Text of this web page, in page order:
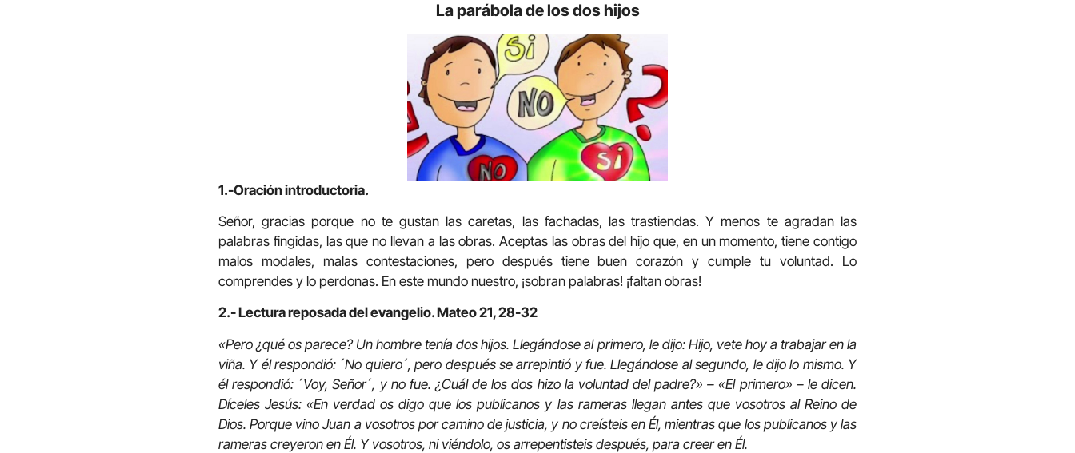
La parábola de los dos hijos
1.-Oración introductoria.
Señor, gracias porque no te gustan las caretas, las fachadas, las trastiendas. Y menos te agradan las
palabras fingidas, las que no llevan a las obras. Aceptas las obras del hijo que, en un momento, tiene contigo
malos modales, malas contestaciones, pero después tiene buen corazón y cumple tu voluntad. Lo
comprendes y lo perdonas. En este mundo nuestro, ¡sobran palabras! ¡faltan obras!
2.- Lectura reposada del evangelio. Mateo 21, 28-32
«Pero ¿qué os parece? Un hombre tenía dos hijos. Llegándose al primero, le dijo: Hijo, vete hoy a trabajar en la
viña. Y él respondió: ´No quiero´, pero después se arrepintió y fue. Llegándose al segundo, le dijo lo mismo. Y
él respondió: ´Voy, Señor´, y no fue. ¿Cuál de los dos hizo la voluntad del padre?» – «El primero» – le dicen.
Díceles Jesús: «En verdad os digo que los publicanos y las rameras llegan antes que vosotros al Reino de
Dios. Porque vino Juan a vosotros por camino de justicia, y no creísteis en Él, mientras que los publicanos y las
rameras creyeron en Él. Y vosotros, ni viéndolo, os arrepentisteis después, para creer en Él.